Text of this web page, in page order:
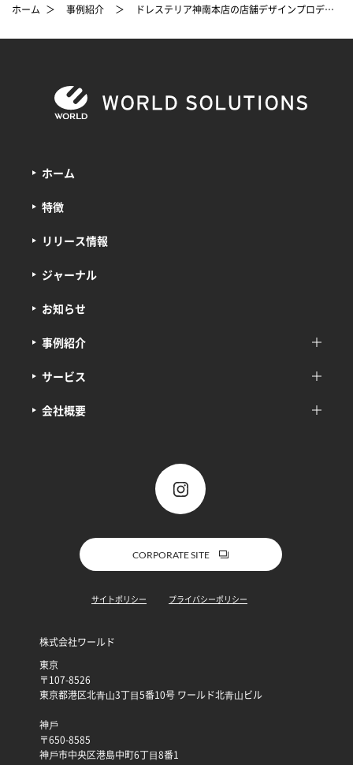
ホーム ＞ 事例紹介 ＞ ドレステリア神南本店の店舗デザインプロデュース事例
ホーム
特徴
サービス
事例紹介
会社概要
リリース情報
ジャーナル
お知らせ
CORPORATE SITE
サイトポリシー プライバシーポリシー
株式会社ワールド
東京
〒107-8526
東京都港区北⻘⼭3丁⽬5番10号 ワールド北⻘⼭ビル
神⼾
〒650-8585
神⼾市中央区港島中町6丁⽬8番1